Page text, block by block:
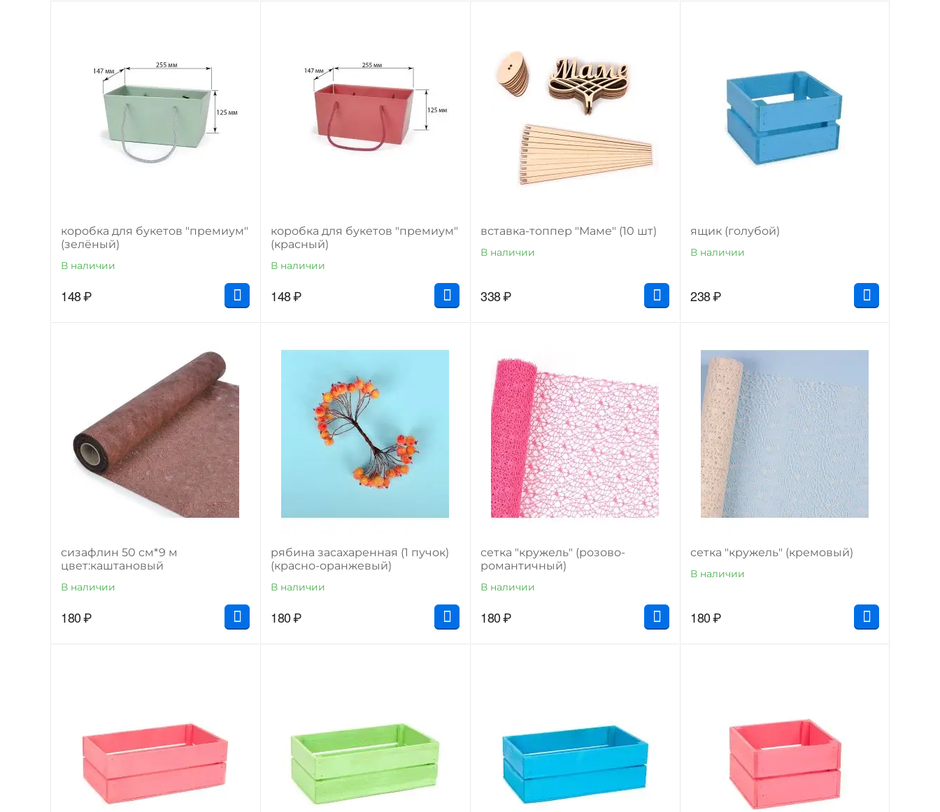
коробка для букетов "премиум"
(зелёный)
В наличии
148₽
коробка для букетов "премиум"
(красный)
В наличии
148₽
вставка-топпер "Маме" (10 шт)
В наличии
338₽
ящик (голубой)
В наличии
238₽
сизафлин 50 см*9 м
цвет:каштановый
В наличии
180₽
рябина засахаренная (1 пучок)
(красно-оранжевый)
В наличии
180₽
сетка "кружель" (розово-
романтичный)
В наличии
180₽
сетка "кружель" (кремовый)
В наличии
180₽